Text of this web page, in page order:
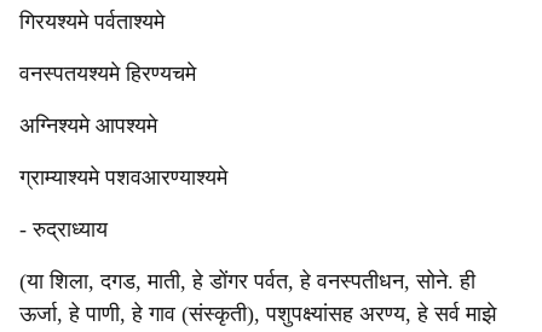
गिरयश्यमे पर्वताश्यमे
वनस्पतयश्यमे हिरण्यचमे
अग्निश्यमे आपश्यमे
ग्राम्याश्यमे पशवआरण्याश्यमे
- रुद्राध्याय
(या शिला, दगड, माती, हे डोंगर पर्वत, हे वनस्पतीधन, सोने. ही
ऊर्जा, हे पाणी, हे गाव (संस्कृती), पशुपक्ष्यांसह अरण्य, हे सर्व माझे